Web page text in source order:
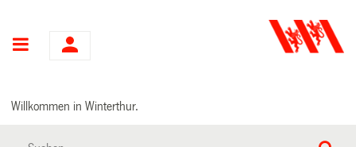
Hauptnavigation
Willkommen in Winterthur.